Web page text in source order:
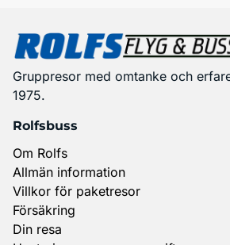
Gruppresor med omtanke och
1975.
Rolfsbuss
Om Rolfs
Allmän information
Villkor för paketresor
Försäkring
Din resa